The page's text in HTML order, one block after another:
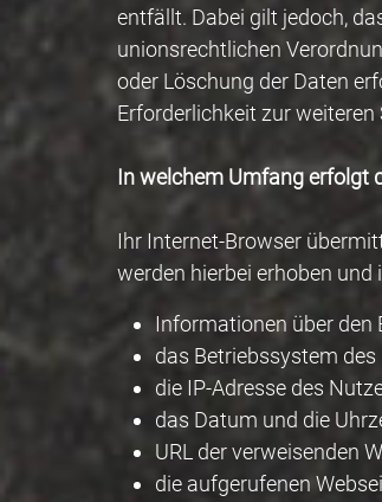
entfällt. Dabei gilt jedoch,
unionsrechtlichen
oder Löschung der Daten
Erforderlichkeit zur
In welchem Umfang erfolgt
Ihr Internet-Browser
werden hierbei erhoben und
Informationen über den
das Betriebssystem des
die IP-Adresse des
das Datum und die
URL der verweisenden
die aufgerufenen